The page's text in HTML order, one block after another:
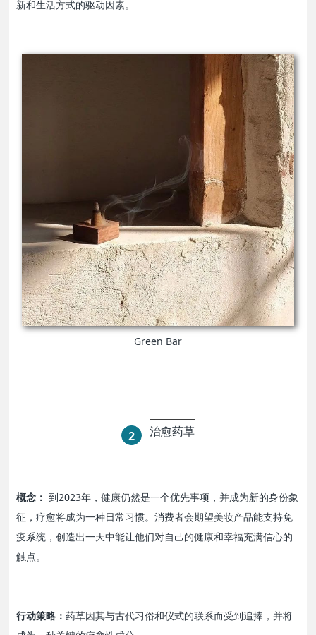
新和生活方式的驱动因素。
Green Bar
2 治愈药草
概念：到2023年，健康仍然是一个优先事项，并成为新的身份象
征，疗愈将成为一种日常习惯。消费者会期望美妆产品能支持免
疫系统，创造出一天中能让他们对自己的健康和幸福充满信心的
触点。
行动策略：药草因其与古代习俗和仪式的联系而受到追捧，并将